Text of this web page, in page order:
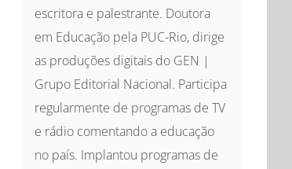
escritora e palestrante. Doutora
em Educação pela PUC-Rio, dirige
as produções digitais do GEN |
Grupo Editorial Nacional. Participa
regularmente de programas de TV
e rádio comentando a educação
no país. Implantou programas de